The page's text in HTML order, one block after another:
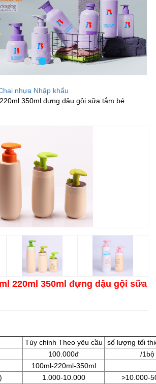
nhựa Nhập khẩu
350ml đựng dậu gội sữa tắm bé
220ml 350ml đựng dậu gội sữa
Tùy chỉnh Theo yêu cầu
số lượng tối
100.000đ
/1bộ
100ml-220ml-350ml
1.000-10.000
>10.000-